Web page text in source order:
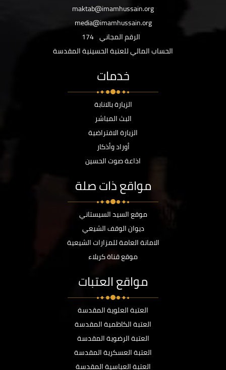
maktab@imamhussain.org
media@imamhussain.org
الرقم المجاني 174
الحساب المالي للعتبة الحسينية المقدسة
خدمات
الزيارة بالانابة
البث المباشر
الزيارة الافتراضية
أوراد وأذكار
اذاعة صوت الحسين
مواقع ذات صلة
موقع السيد السيستاني
ديوان الوقف الشيعي
الامانة العامة للمزارات الشيعية
موقع قناة كربلاء
مواقع العتبات
العتبة العلوية المقدسة
العتبة الكاظمية المقدسة
العتبة الرضوية المقدسة
العتبة العسكرية المقدسة
العتبة العباسية المقدسة